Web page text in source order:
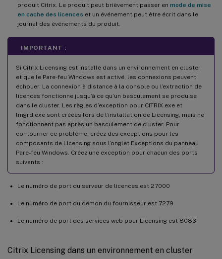
produit Citrix. Le produit peut brièvement passer en mode de mise
en cache des licences et un événement peut être écrit dans le
journal des événements du produit.
IMPORTANT :
Si Citrix Licensing est installé dans un environnement en cluster
et que le Pare-feu Windows est activé, les connexions peuvent
échouer. La connexion à distance à la console ou l’extraction de
licences fonctionne jusqu’à ce qu’un basculement se produise
dans le cluster. Les règles d’exception pour CITRIX.exe et
lmgrd.exe sont créées lors de l’installation de Licensing, mais ne
fonctionnent pas après un basculement de cluster. Pour
contourner ce problème, créez des exceptions pour les
composants de Licensing sous l’onglet Exceptions du panneau
Pare-feu Windows. Créez une exception pour chacun des ports
suivants :
Le numéro de port du serveur de licences est 27000
Le numéro de port du démon du fournisseur est 7279
Le numéro de port des services web pour Licensing est 8083
Citrix Licensing dans un environnement en cluster